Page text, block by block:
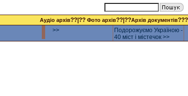
Аудіо архів??|?? Фото архів??|??Архів документів???
>>
Подорожуємо Україною -
40 міст і містечок >>